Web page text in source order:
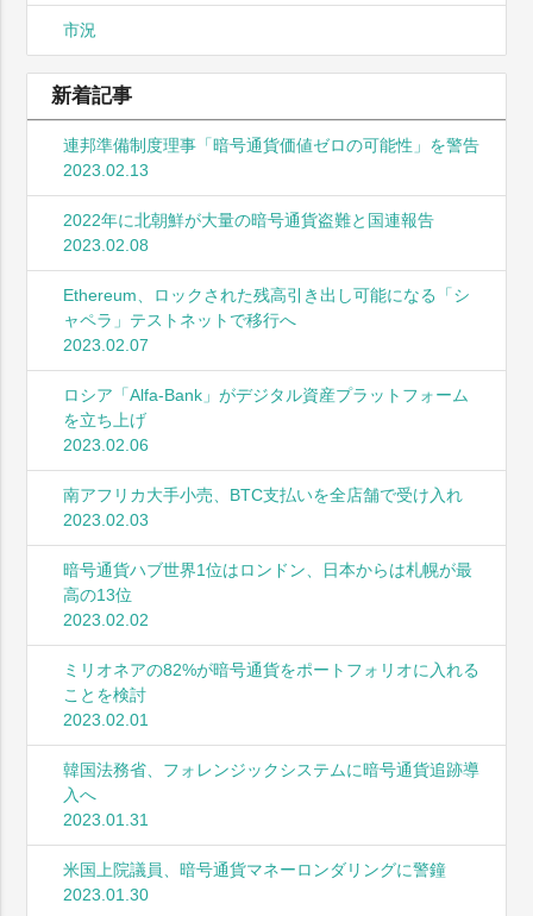
市況
新着記事
連邦準備制度理事「暗号通貨価値ゼロの可能性」を警告
2023.02.13
2022年に北朝鮮が大量の暗号通貨盗難と国連報告
2023.02.08
Ethereum、ロックされた残高引き出し可能になる「シ
ャペラ」テストネットで移行へ
2023.02.07
ロシア「Alfa-Bank」がデジタル資産プラットフォーム
を立ち上げ
2023.02.06
南アフリカ大手小売、BTC支払いを全店舗で受け入れ
2023.02.03
暗号通貨ハブ世界1位はロンドン、日本からは札幌が最
高の13位
2023.02.02
ミリオネアの82%が暗号通貨をポートフォリオに入れる
ことを検討
2023.02.01
韓国法務省、フォレンジックシステムに暗号通貨追跡導
入へ
2023.01.31
米国上院議員、暗号通貨マネーロンダリングに警鐘
2023.01.30